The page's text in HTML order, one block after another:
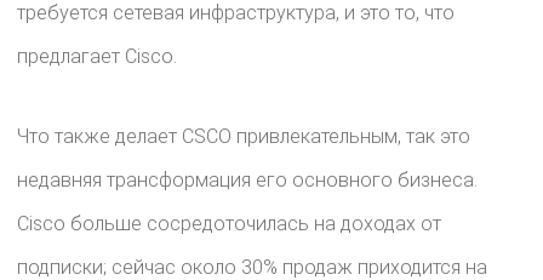
требуется сетевая инфраструктура, и это то, что
предлагает Cisco.
Что также делает CSCO привлекательным, так это
недавняя трансформация его основного бизнеса.
Cisco больше сосредоточилась на доходах от
подписки; сейчас около 30% продаж приходится на